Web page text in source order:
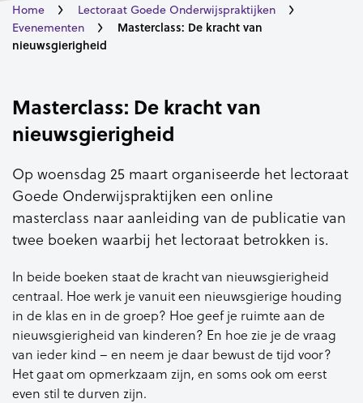
Home
Lectoraat Goede Onderwijspraktijken
Evenementen
Masterclass: De kracht van
nieuwsgierigheid
Masterclass: De kracht van
nieuwsgierigheid
Op woensdag 25 maart organiseerde het lectoraat
Goede Onderwijspraktijken een online
masterclass naar aanleiding van de publicatie van
twee boeken waarbij het lectoraat betrokken is.
In beide boeken staat de kracht van nieuwsgierigheid
centraal. Hoe werk je vanuit een nieuwsgierige houding
in de klas en in de groep? Hoe geef je ruimte aan de
nieuwsgierigheid van kinderen? En hoe zie je de vraag
van ieder kind – en neem je daar bewust de tijd voor?
Het gaat om opmerkzaam zijn, en soms ook om eerst
even stil te durven zijn.